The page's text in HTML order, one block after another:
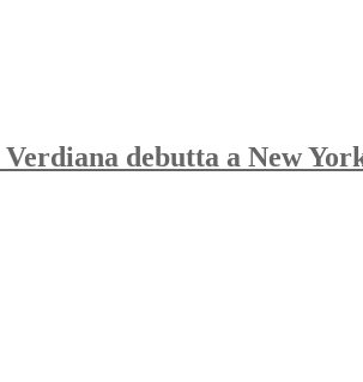
Verdiana debutta a New